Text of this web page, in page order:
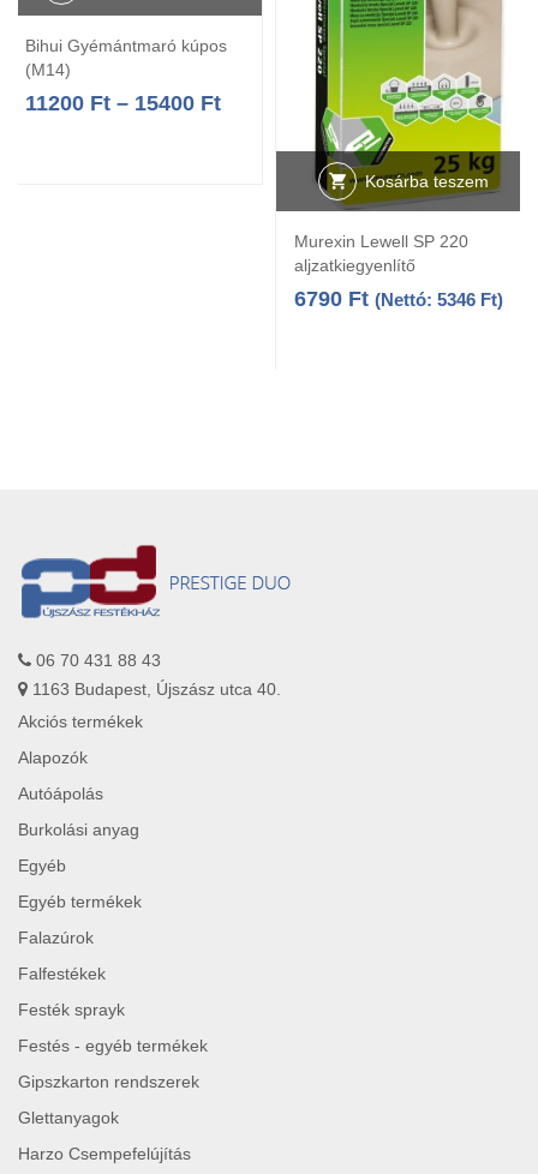
Bihui Gyémántmaró kúpos
(M14)
11200 Ft – 15400 Ft
Kosárba teszem
Murexin Lewell SP 220
aljzatkiegyenlítő
6790 Ft (Nettó: 5346 Ft)
06 70 431 88 43
1163 Budapest, Újszász utca 40.
Akciós termékek
Alapozók
Autóápolás
Burkolási anyag
Egyéb
Egyéb termékek
Falazúrok
Falfestékek
Festék sprayk
Festés - egyéb termékek
Gipszkarton rendszerek
Glettanyagok
Harzo Csempefelújítás